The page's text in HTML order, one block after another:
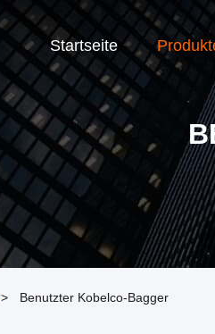
Startseite
> Benutzter Kobelco-Bagger